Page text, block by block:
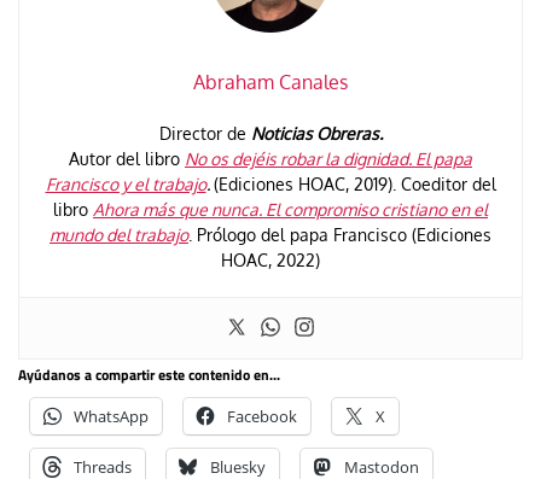
Abraham Canales
Director de Noticias Obreras.
Autor del libro No os dejéis robar la dignidad. El papa
Francisco y el trabajo.(Ediciones HOAC, 2019). Coeditor del
libro Ahora más que nunca. El compromiso cristiano en el
mundo del trabajo. Prólogo del papa Francisco (Ediciones
HOAC, 2022)
Ayúdanos a compartir este contenido en...
WhatsApp Facebook X
Threads Bluesky Mastodon